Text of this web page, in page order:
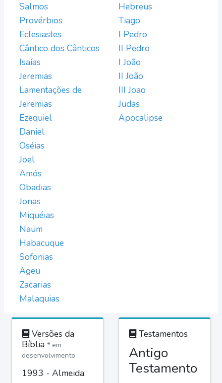
Salmos
Provérbios
Eclesiastes
Cântico dos Cânticos
Isaías
Jeremias
Lamentações de
Jeremias
Ezequiel
Daniel
Oséias
Joel
Amós
Obadias
Jonas
Miquéias
Naum
Habacuque
Sofonias
Ageu
Zacarias
Malaquias
Hebreus
Tiago
I Pedro
II Pedro
I João
II João
III Joao
Judas
Apocalipse
Versões da
Bíblia * em
desenvolvimento
1993 - Almeida
Testamentos
Antigo
Testamento